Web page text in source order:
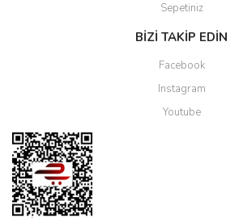
Sepetiniz
BİZİ TAKİP EDİN
Facebook
Instagram
Youtube